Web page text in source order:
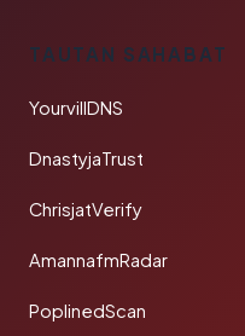
TAUTAN SAHABAT
YourvillDNS
DnastyjaTrust
ChrisjatVerify
AmannafmRadar
PoplinedScan